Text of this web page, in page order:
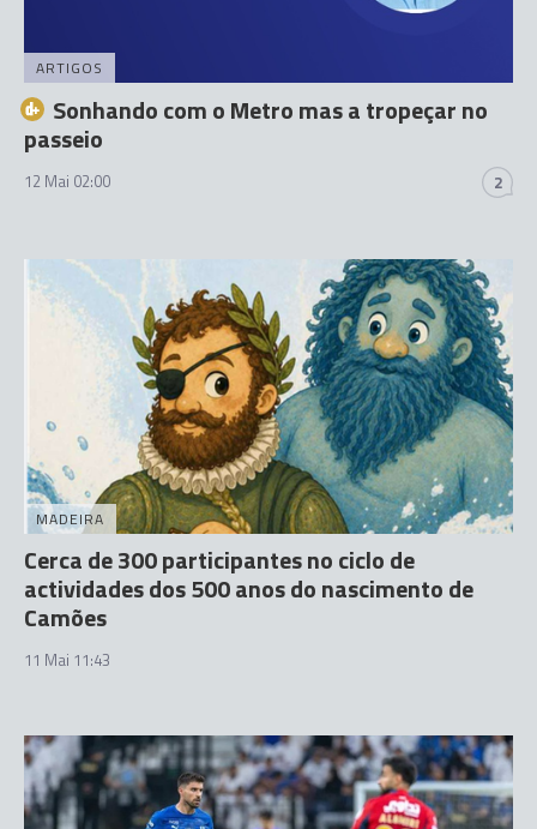
ARTIGOS
Sonhando com o Metro mas a tropeçar no
passeio
12 Mai 02:00 2
MADEIRA
Cerca de 300 participantes no ciclo de
actividades dos 500 anos do nascimento de
Camões
11 Mai 11:43